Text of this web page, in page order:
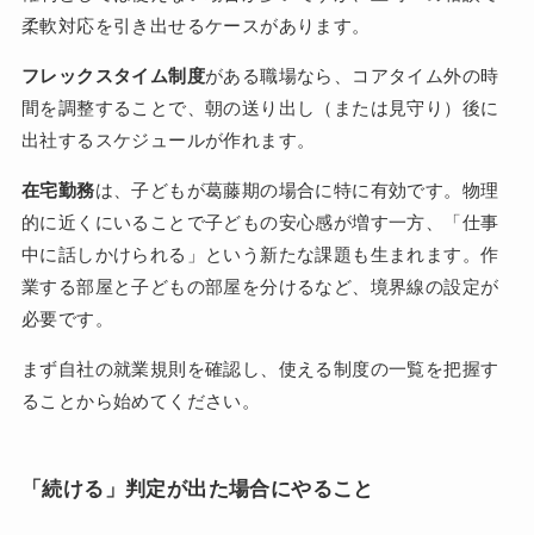
柔軟対応を引き出せるケースがあります。
フレックスタイム制度がある職場なら、コアタイム外の時
間を調整することで、朝の送り出し（または見守り）後に
出社するスケジュールが作れます。
在宅勤務は、子どもが葛藤期の場合に特に有効です。物理
的に近くにいることで子どもの安心感が増す一方、「仕事
中に話しかけられる」という新たな課題も生まれます。作
業する部屋と子どもの部屋を分けるなど、境界線の設定が
必要です。
まず自社の就業規則を確認し、使える制度の一覧を把握す
ることから始めてください。
「続ける」判定が出た場合にやること